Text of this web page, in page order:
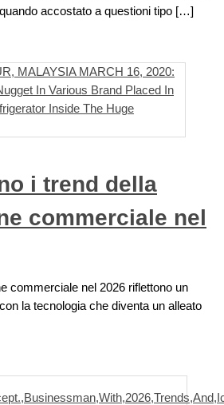
accostato a questioni tipo […]
i trend della
commerciale nel
commerciale nel 2026 riflettono un
la tecnologia che diventa un alleato